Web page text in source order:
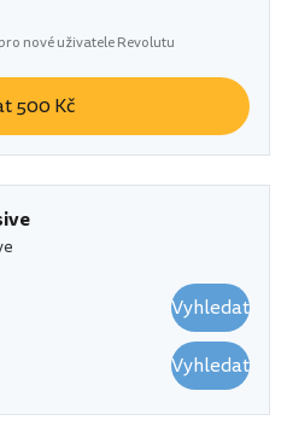
nové uživatele Revolutu
500 Kč
Vyhledat
Vyhledat